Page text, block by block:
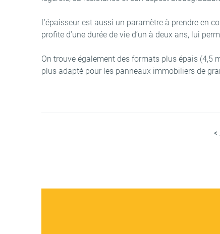
L’épaisseur est aussi un paramètre à prendre en
profite d’une durée de vie d’un à deux ans, lui
On trouve également des formats plus épais (4,5
plus adapté pour les panneaux immobiliers de
<